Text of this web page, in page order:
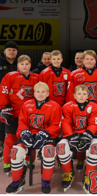
Previous